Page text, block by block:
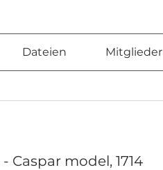
Dateien Mitglieder
Caspar model, 1714